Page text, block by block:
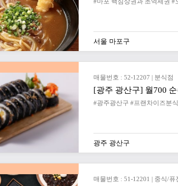
서울 마포구
매물번호 : 52-12207 | 분식점
[광주 광산구] 월700
광주 광산구
매물번호 : 51-12201 | 중식/퓨